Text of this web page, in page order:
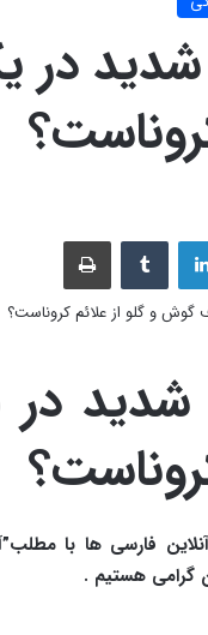
شدید
لینکدین ‫تامبلر چاپ
شدید
فارسی ها با
گرامی هستیم .